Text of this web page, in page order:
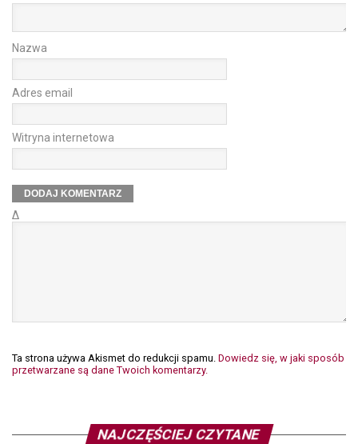
Nazwa
Adres email
Witryna internetowa
Δ
Ta strona używa Akismet do redukcji spamu. Dowiedz się, w jaki sposób
przetwarzane są dane Twoich komentarzy.
NAJCZĘŚCIEJ CZYTANE